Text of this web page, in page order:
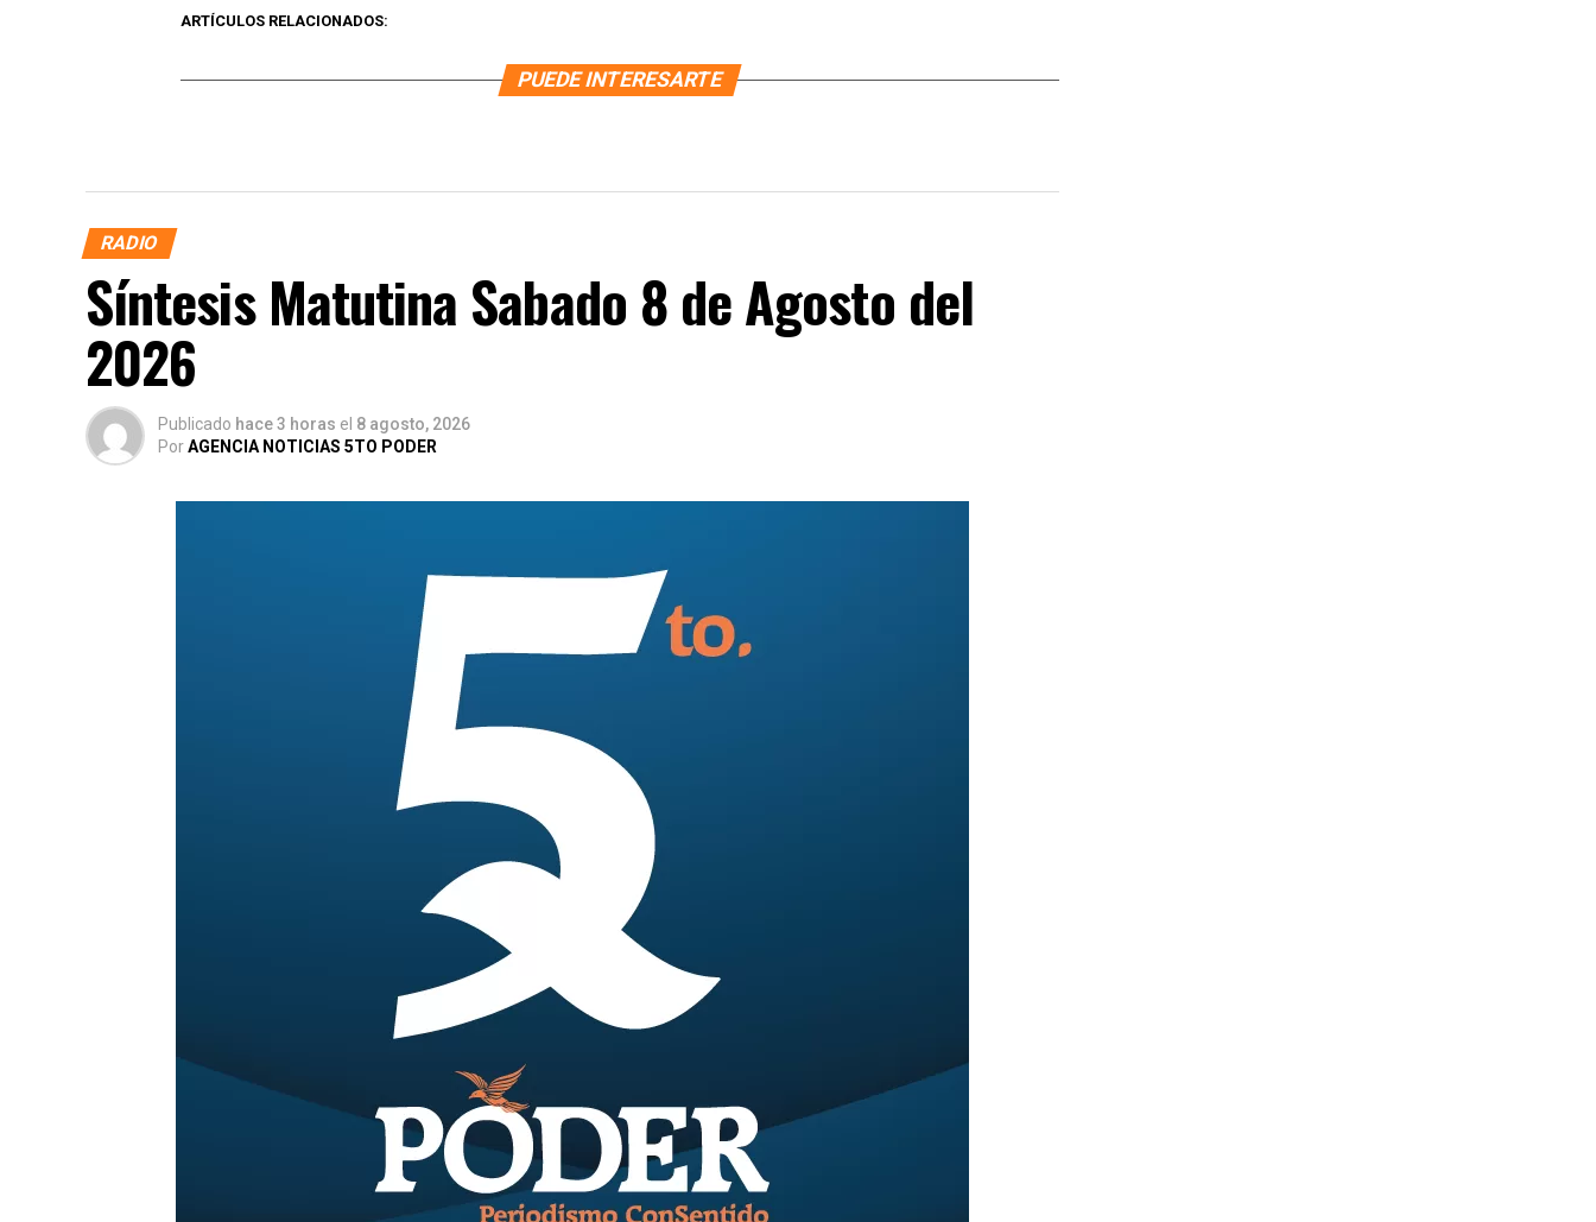
ARTÍCULOS RELACIONADOS:
PUEDE INTERESARTE
RADIO
Síntesis Matutina Sabado 8 de Agosto del
2026
Publicado hace 3 horas el 8 agosto, 2026
PorAGENCIA NOTICIAS 5TO PODER